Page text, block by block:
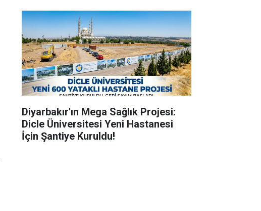
Diyarbakır'ın Mega Sağlık Projesi:
Dicle Üniversitesi Yeni Hastanesi
İçin Şantiye Kuruldu!